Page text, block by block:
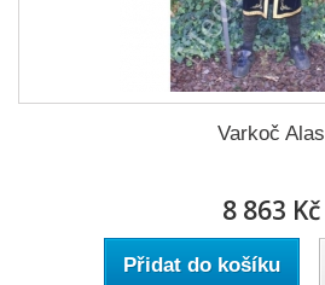
Varkoč Alas
8 863 Kč
Přidat do košíku